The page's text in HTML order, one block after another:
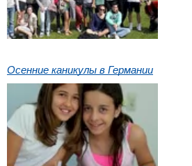
Осенние каникулы в Германии